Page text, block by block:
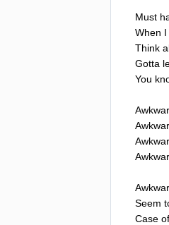
Must
When I
Think
Gotta
You
Seem
Case of